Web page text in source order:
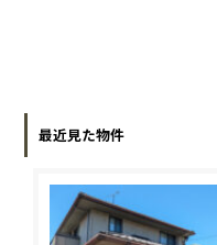
最近見た物件